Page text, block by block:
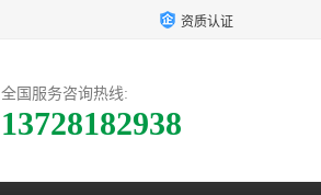
资质认证
全国服务咨询热线:
13728182938